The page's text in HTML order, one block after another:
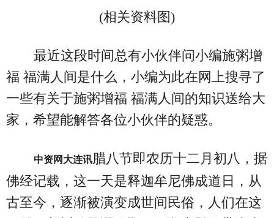
(相关资料图)
最近这段时间总有小伙伴问小编施粥增
福 福满人间是什么，小编为此在网上搜寻了
一些有关于施粥增福 福满人间的知识送给大
家，希望能解答各位小伙伴的疑惑。
中资网大连讯腊八节即农历十二月初八，据
佛经记载，这一天是释迦牟尼佛成道日，从
古至今，逐渐被演变成世间民俗，人们在这